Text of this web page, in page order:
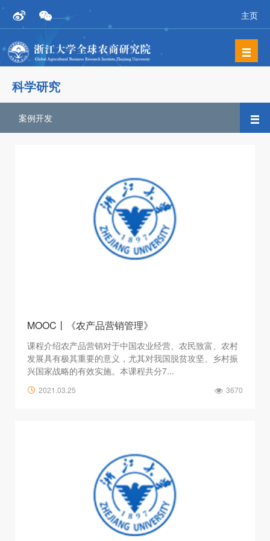
主页
科学研究
案例开发
MOOC丨《农产品营销管理》
课程介绍农产品营销对于中国农业经营、农民致富、农村
发展具有极其重要的意义，尤其对我国脱贫攻坚、乡村振
兴国家战略的有效实施。本课程共分7...
3670
2021.03.25